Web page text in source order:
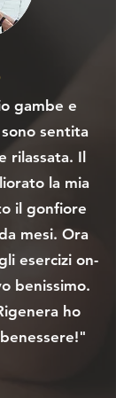
gambe e
sentita
rilassata. Il
la mia
il gonfiore
mesi. Ora
esercizi on-
benissimo.
ho